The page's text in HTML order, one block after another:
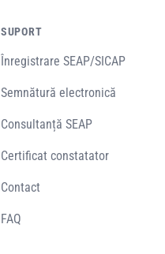
SUPORT
Înregistrare SEAP/SICAP
Semnătură electronică
Consultanță SEAP
Certificat constatator
Contact
FAQ